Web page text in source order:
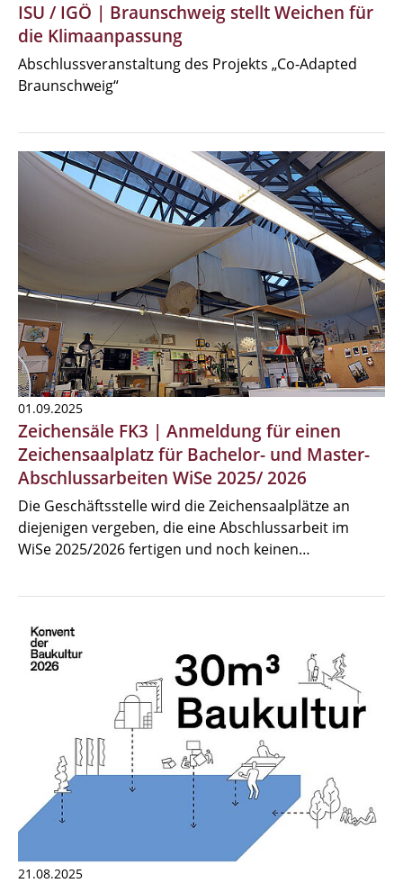
ISU / IGÖ | Braunschweig stellt Weichen für
die Klimaanpassung
Abschlussveranstaltung des Projekts „Co-Adapted
Braunschweig“
01.09.2025
Zeichensäle FK3 | Anmeldung für einen
Zeichensaalplatz für Bachelor- und Master-
Abschlussarbeiten WiSe 2025/ 2026
Die Geschäftsstelle wird die Zeichensaalplätze an
diejenigen vergeben, die eine Abschlussarbeit im
WiSe 2025/2026 fertigen und noch keinen…
21.08.2025